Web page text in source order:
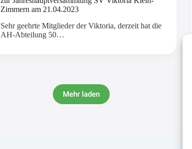
Zimmern am 21.04.2023
Sehr geehrte Mitglieder der Viktoria, derzeit hat die
AH-Abteilung 50…
Mehr laden